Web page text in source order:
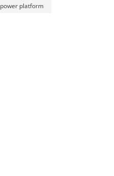
power platform